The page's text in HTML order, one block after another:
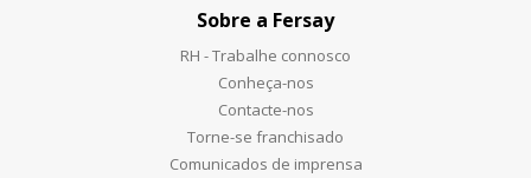
Sobre a Fersay
RH - Trabalhe connosco
Conheça-nos
Contacte-nos
Torne-se franchisado
Comunicados de imprensa